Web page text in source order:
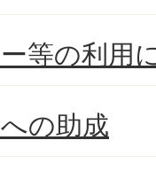
等の利用
の助成